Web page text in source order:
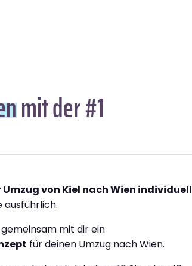
mit der #1
Umzug von Kiel nach Wien individuell
ausführlich.
mit dir ein
für deinen Umzug nach Wien.